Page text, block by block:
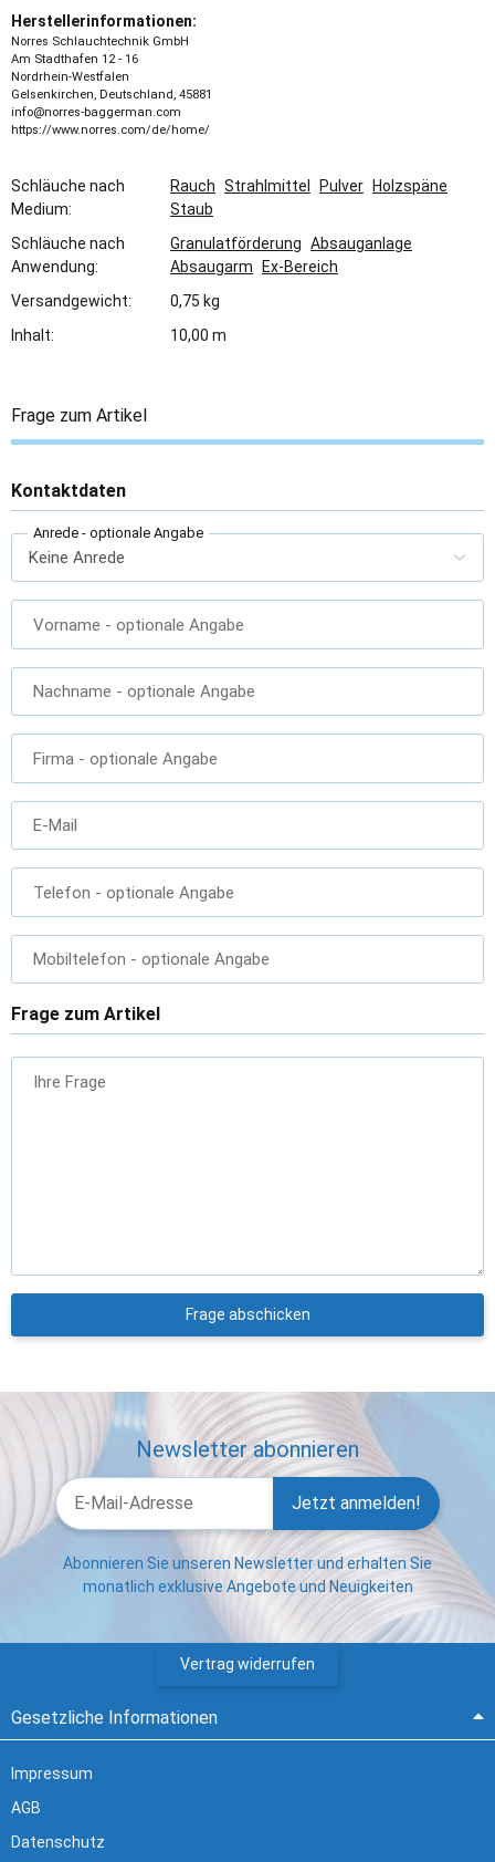
Herstellerinformationen:
Norres Schlauchtechnik GmbH
Am Stadthafen 12 - 16
Nordrhein-Westfalen
Gelsenkirchen, Deutschland, 45881
info@norres-baggerman.com
https://www.norres.com/de/home/
Schläuche nach
Medium:
Rauch Strahlmittel Pulver
Holzspäne
Staub
Schläuche nach
Anwendung:
Granulatförderung Absauganlage
Absaugarm
Ex-Bereich
Versandgewicht:
0,75 kg
Inhalt:
10,00 m
Frage zum Artikel
Kontaktdaten
Anrede - optionale Angabe
Vorname - optionale Angabe
Nachname - optionale Angabe
Firma - optionale Angabe
E-Mail
Telefon - optionale Angabe
Mobiltelefon - optionale Angabe
Frage zum Artikel
Ihre Frage
Frage abschicken
Newsletter abonnieren
Jetzt anmelden!
Abonnieren Sie unseren Newsletter und erhalten Sie
monatlich exklusive Angebote und Neuigkeiten
Vertrag widerrufen
Gesetzliche Informationen
Impressum
AGB
Datenschutz